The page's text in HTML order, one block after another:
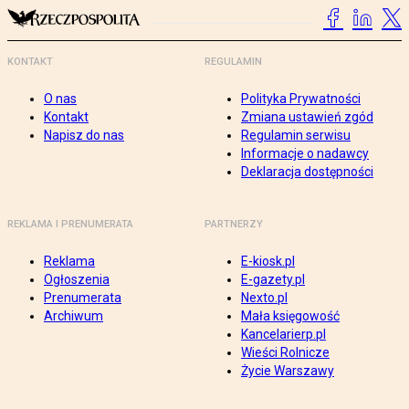
KONTAKT
O nas
Kontakt
Napisz do nas
REGULAMIN
Polityka Prywatności
Zmiana ustawień zgód
Regulamin serwisu
Informacje o nadawcy
Deklaracja dostępności
REKLAMA I PRENUMERATA
Reklama
Ogłoszenia
Prenumerata
Archiwum
PARTNERZY
E-kiosk.pl
E-gazety.pl
Nexto.pl
Mała księgowość
Kancelarierp.pl
Wieści Rolnicze
Życie Warszawy